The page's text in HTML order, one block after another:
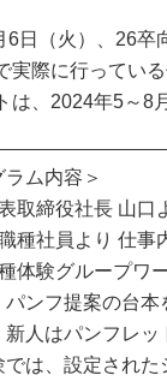
6日（火）、26卒
実際に行ってい
は、2024年5～8
ラム内容＞
表取締役社長 山
職種社員より 仕事
体験グループワ
パンフ提案の台本
新人はパンフレ
では、設定された